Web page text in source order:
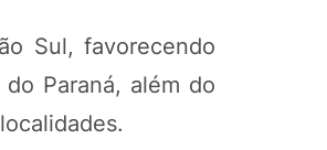
Sul, favorecendo
Paraná, além do